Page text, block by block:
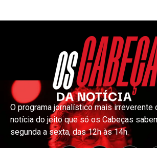
O programa jornalístico mais irreverente
notícia do jeito que só os Cabeças
segunda a sexta, das 12h às 14h.